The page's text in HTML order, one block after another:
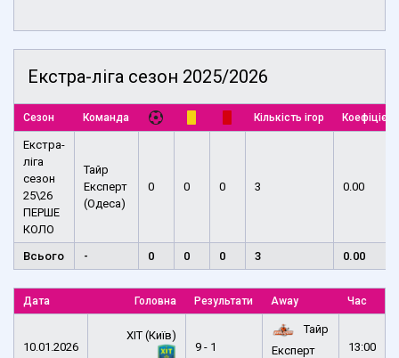
Екстра-ліга сезон 2025/2026
Сезон Команда Кількість ігор
Екстра-
ліга
сезон
25\26
ПЕРШЕ
КОЛО
Тайр
Експерт
(Одеса)
0 0 0 3 0.00
Всього - 0 0 0 3 0.00
Дата Головна Результати Away Час
10.01.2026
ХІТ (Київ)
9 - 1
Тайр
Експерт
13:00